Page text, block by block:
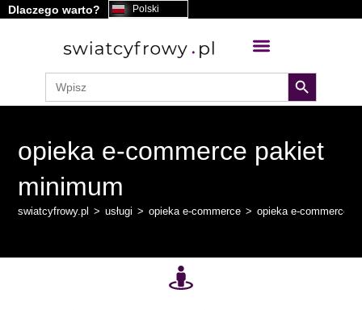
treści
Dlaczego warto? Polski
Search
for:
search button
opieka e-commerce pakiet
minimum
swiatcyfrowy.pl > usługi > opieka e-commerce > opieka e-commerce